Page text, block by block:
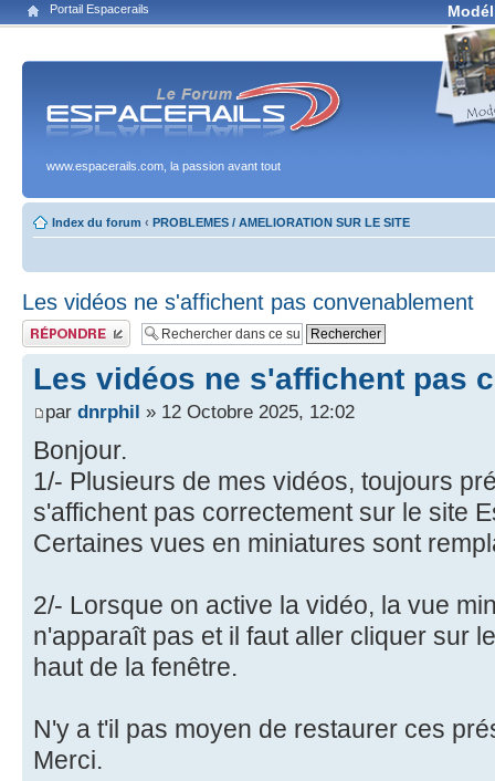
Portail Espacerails
www.espacerails.com, la passion avant tout
Index du forum ‹ PROBLEMES / AMELIORATION SUR LE SITE
Les vidéos ne s'affichent pas convenablement
Publier une réponse
Les vidéos ne s'affichent pas
par dnrphil » 12 Octobre 2025, 12:02
Bonjour.
1/- Plusieurs de mes vidéos, toujours
s'affichent pas correctement sur le site
Certaines vues en miniatures sont
2/- Lorsque on active la vidéo, la vue
n'apparaît pas et il faut aller cliquer sur
haut de la fenêtre.
N'y a t'il pas moyen de restaurer ces
Merci.